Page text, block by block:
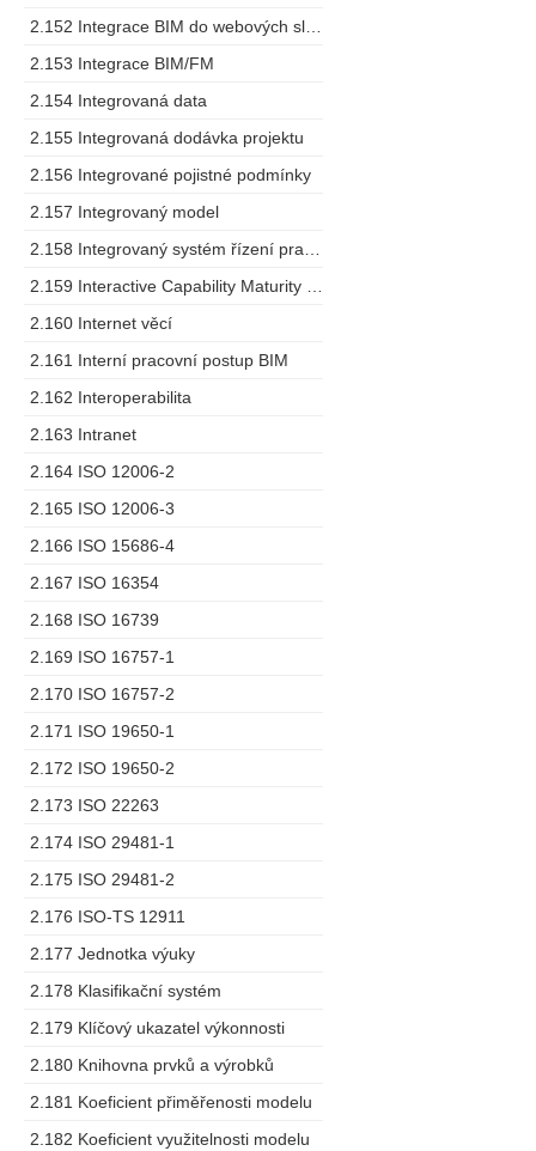
2.153 Integrace BIM/FM
2.154 Integrovaná data
2.155 Integrovaná dodávka projektu
2.156 Integrované pojistné podmínky
2.157 Integrovaný model
2.160 Internet věcí
2.161 Interní pracovní postup BIM
2.162 Interoperabilita
2.163 Intranet
2.164 ISO 12006-2
2.165 ISO 12006-3
2.166 ISO 15686-4
2.167 ISO 16354
2.168 ISO 16739
2.169 ISO 16757-1
2.170 ISO 16757-2
2.171 ISO 19650-1
2.172 ISO 19650-2
2.173 ISO 22263
2.174 ISO 29481-1
2.175 ISO 29481-2
2.176 ISO-TS 12911
2.177 Jednotka výuky
2.178 Klasifikační systém
2.179 Klíčový ukazatel výkonnosti
2.180 Knihovna prvků a výrobků
2.181 Koeficient přiměřenosti modelu
2.182 Koeficient využitelnosti modelu